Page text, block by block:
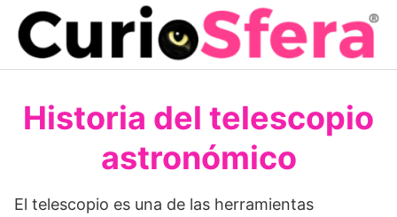
Saltar
contenido
Historia del telescopio
astronómico
El telescopio es una de las herramientas